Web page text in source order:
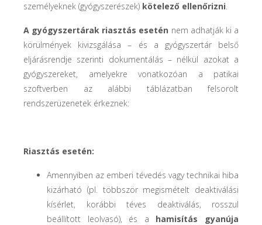
személyeknek (gyógyszerészek) kötelező ellenőrizni.
A gyógyszertárak riasztás esetén nem adhatják ki a
körülmények kivizsgálása – és a gyógyszertár belső
eljárásrendje szerinti dokumentálás – nélkül azokat a
gyógyszereket, amelyekre vonatkozóan a patikai
szoftverben az alábbi táblázatban felsorolt
rendszerüzenetek érkeznek:
Riasztás esetén:
Amennyiben az emberi tévedés vagy technikai hiba
kizárható (pl. többször megismételt deaktiválási
kísérlet, korábbi téves deaktiválás, rosszul
beállított leolvasó), és a hamisítás gyanúja